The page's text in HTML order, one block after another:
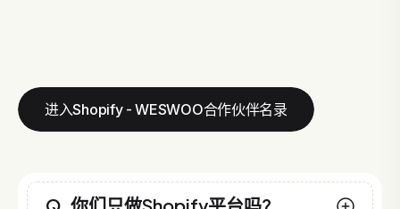
进入Shopify - WESWOO合作伙伴名录